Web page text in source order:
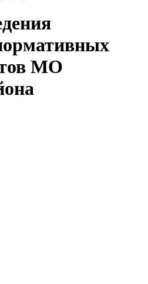
МО